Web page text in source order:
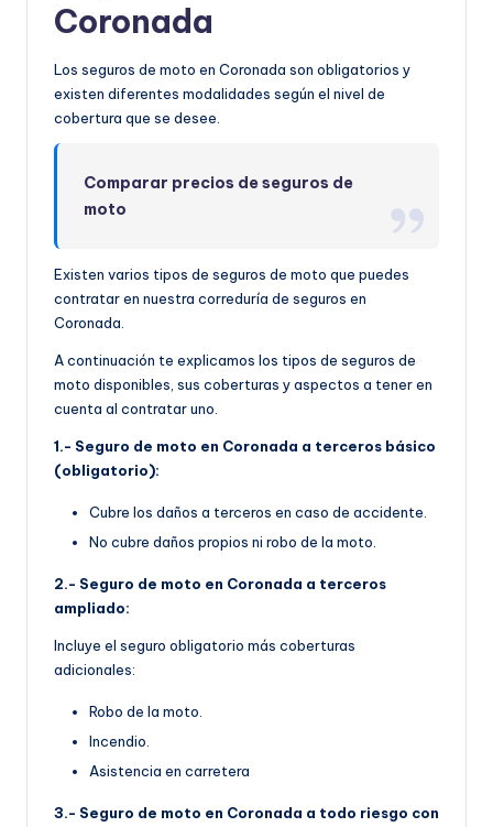
Coronada
Los seguros de moto en Coronada son obligatorios y
existen diferentes modalidades según el nivel de
cobertura que se desee.
Comparar precios de seguros de
moto
Existen varios tipos de seguros de moto que puedes
contratar en nuestra correduría de seguros en
Coronada.
A continuación te explicamos los tipos de seguros de
moto disponibles, sus coberturas y aspectos a tener en
cuenta al contratar uno.
1.- Seguro de moto en Coronada a terceros básico
(obligatorio):
Cubre los daños a terceros en caso de accidente.
No cubre daños propios ni robo de la moto.
2.- Seguro de moto en Coronada a terceros
ampliado:
Incluye el seguro obligatorio más coberturas
adicionales:
Robo de la moto.
Incendio.
Asistencia en carretera
3.- Seguro de moto en Coronada a todo riesgo con